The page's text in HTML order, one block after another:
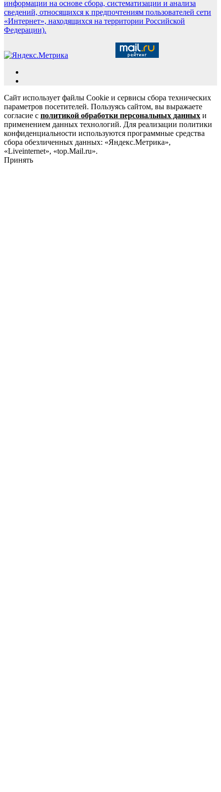
информации на основе сбора, систематизации и анализа
сведений, относящихся к предпочтениям пользователей сети
«Интернет», находящихся на территории Российской
Федерации).
Сайт использует файлы Cookie и сервисы сбора технических
параметров посетителей. Пользуясь сайтом, вы выражаете
согласие с политикой обработки персональных данных и
применением данных технологий. Для реализации политики
конфиденциальности используются программные средства
сбора обезличенных данных: «Яндекс.Метрика»,
«Liveinternet», «top.Mail.ru».
Принять